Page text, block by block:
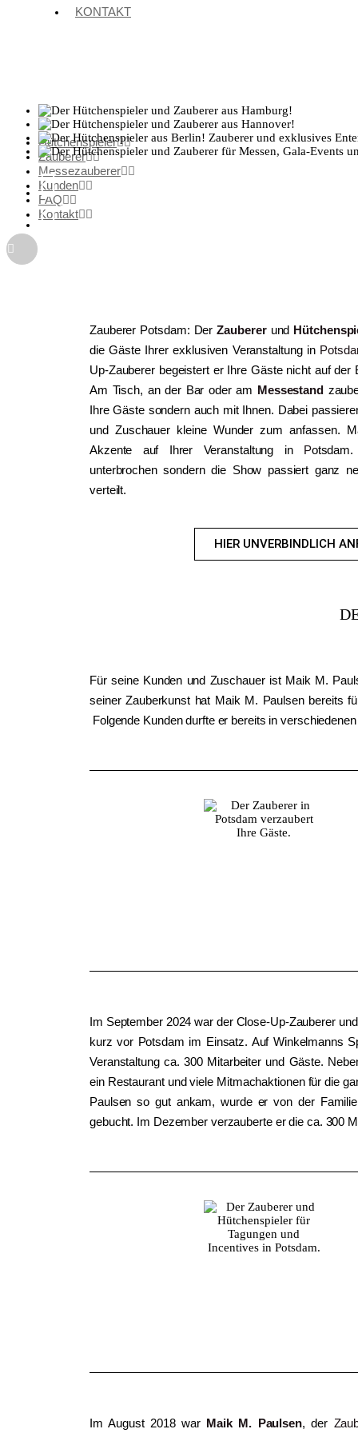
KONTAKT
Hütchenspieler
Zauberer
Messezauberer
Kunden
FAQ
Kontakt
Zauberer Potsdam: DerZaubererund
die Gäste Ihrer exklusiven Veranstaltung in
Up-Zauberer begeistert er Ihre Gäste nicht auf der
Am Tisch, an der Bar oder am Messestand
Ihre Gäste sondern auch mit Ihnen. Dabei
und Zuschauer kleine Wunder zum anfassen.
Akzente auf Ihrer Veranstaltung in P
unterbrochen sondern die Show passiert ganz
verteilt.
HIER UNVERBINDLICH
Für seine Kunden und Zuschauer ist Maik M.
seiner Zauberkunst hat Maik M. Paulsen bereits
Folgende Kunden durfte er bereits in
Im September 2024 war der Close-Up-Zauberer
kurz vor Potsdam im Einsatz. Auf Winkelmanns
Veranstaltung ca. 300 Mitarbeiter und Gäste.
ein Restaurant und viele Mitmachaktionen für die
Paulsen so gut ankam, wurde er von der
gebucht. Im Dezember verzauberte er die ca. 300
Im August 2018 war Maik M. Paulsen, der